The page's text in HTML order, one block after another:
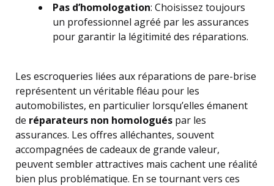
Pas d’homologation: Choisissez toujours
un professionnel agréé par les assurances
pour garantir la légitimité des réparations.
Les escroqueries liées aux réparations de pare-brise
représentent un véritable fléau pour les
automobilistes, en particulier lorsqu’elles émanent
de réparateurs non homologués par les
assurances. Les offres alléchantes, souvent
accompagnées de cadeaux de grande valeur,
peuvent sembler attractives mais cachent une réalité
bien plus problématique. En se tournant vers ces